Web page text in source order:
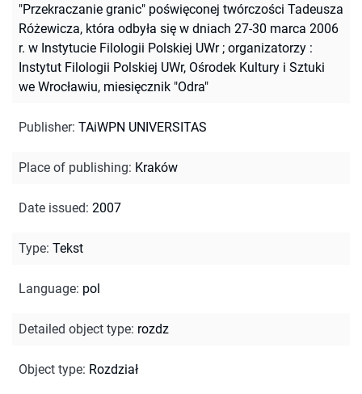
"Przekraczanie granic" poświęconej twórczości Tadeusza
Różewicza, która odbyła się w dniach 27-30 marca 2006
r. w Instytucie Filologii Polskiej UWr ; organizatorzy :
Instytut Filologii Polskiej UWr, Ośrodek Kultury i Sztuki
we Wrocławiu, miesięcznik "Odra"
Publisher: TAiWPN UNIVERSITAS
Place of publishing: Kraków
Date issued: 2007
Type: Tekst
Language: pol
Detailed object type: rozdz
Object type: Rozdział